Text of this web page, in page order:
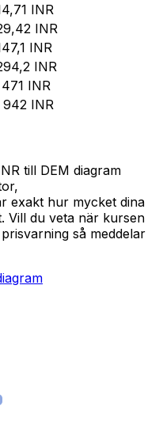
INR
INR
INR
INR
INR
942 INR
till DEM diagram
exakt hur mycket dina
Vill du veta när kursen
så meddelar